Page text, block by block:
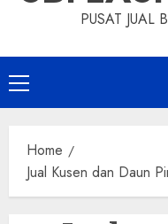
PUSAT JUAL
Primary
Menu
Home
Jual Kusen dan Daun